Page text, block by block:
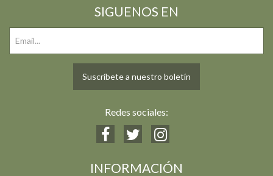
SIGUENOS EN
Suscríbete a nuestro boletín
Redes sociales:
INFORMACIÓN